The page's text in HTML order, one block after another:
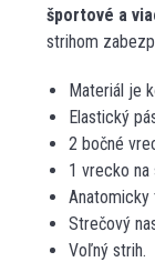
športové a
strihom
Materiál je
Elastický
2 bočné
1 vrecko
Anatomicky
Strečový
Voľný strih.